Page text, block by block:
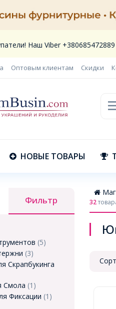
Наш Viber
Оптовым клиентам Скидки
НОВЫЕ ТОВАРЫ
Фильтр
(5)
(3)
Скрапбукинга
Смола (1)
Фиксации (1)
32